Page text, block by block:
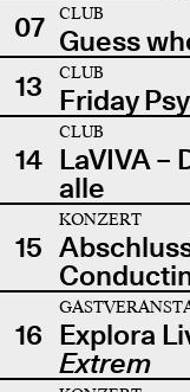
07
CLUB
Guess
13
CLUB
Friday
14
CLUB
LaVIVA –
alle
15
KONZERT
16 Explora
Extrem